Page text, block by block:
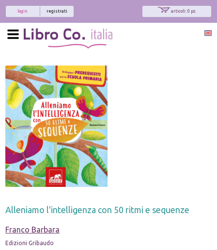
articoli: 0 pz.
registrati
login
Alleniamo l'intelligenza con 50 ritmi e sequenze
Franco Barbara
Edizioni Gribaudo